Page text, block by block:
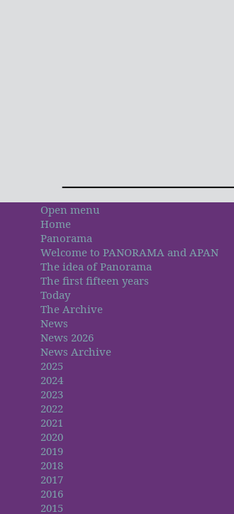
Open menu
Home
Panorama
Welcome to PANORAMA and APAN
The idea of Panorama
The first fifteen years
Today
The Archive
News
News 2026
News Archive
2025
2024
2023
2022
2021
2020
2019
2018
2017
2016
2015